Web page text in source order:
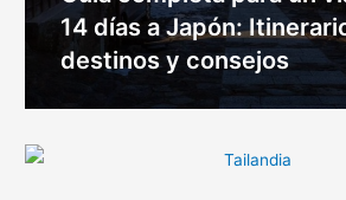
14 días a Japón:
destinos y consejos